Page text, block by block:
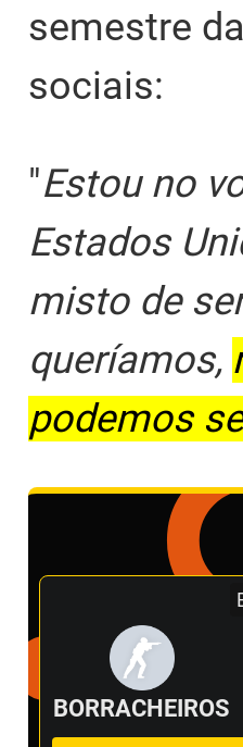
semestre da
sociais:
"Estou no
Estados
misto de
queríamos,
podemos
BORRACHEIROS